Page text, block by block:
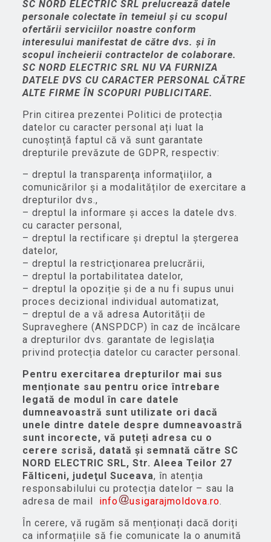
SC NORD ELECTRIC SRL prelucrează datele
personale colectate în temeiul şi cu scopul
ofertării serviciilor noastre conform
interesului manifestat de către dvs. şi în
scopul încheierii contractelor de colaborare.
SC NORD ELECTRIC SRL NU VA FURNIZA
DATELE DVS CU CARACTER PERSONAL CĂTRE
ALTE FIRME ÎN SCOPURI PUBLICITARE.
Prin citirea prezentei Politici de protecția
datelor cu caracter personal ați luat la
cunoștință faptul că vă sunt garantate
drepturile prevăzute de GDPR, respectiv:
– dreptul la transparenţa informaţiilor, a
comunicărilor și a modalităților de exercitare a
drepturilor dvs.,
– dreptul la informare și acces la datele dvs.
cu caracter personal,
– dreptul la rectificare şi dreptul la ștergerea
datelor,
– dreptul la restricţionarea prelucrării,
– dreptul la portabilitatea datelor,
– dreptul la opoziție și de a nu fi supus unui
proces decizional individual automatizat,
– dreptul de a vă adresa Autorității de
Supraveghere (ANSPDCP) în caz de încălcare
a drepturilor dvs. garantate de legislaţia
privind protecția datelor cu caracter personal.
Pentru exercitarea drepturilor mai sus
menționate sau pentru orice întrebare
legată de modul în care datele
dumneavoastră sunt utilizate ori dacă
unele dintre datele despre dumneavoastră
sunt incorecte, vă puteți adresa cu o
cerere scrisă, datată și semnată către SC
NORD ELECTRIC SRL, Str. Aleea Teilor 27
Fălticeni, judeţul Suceava, în atenția
responsabilului cu protecția datelor – sau la
adresa de mail info usigarajmoldova.ro.
În cerere, vă rugăm să menționați dacă doriți
ca informațiile să fie comunicate la o anumită